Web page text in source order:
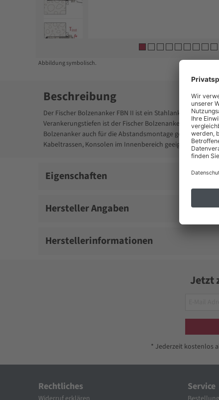
Abbildung symbolisch.
Beschreibung
Der Fischer Bolzenanker FBN II ist ein Stahlanker für
Verankerungstiefen ist der Fischer Bolzenanker FBN II
Bolzenanker auch für die Abstandsmontage geeignet. In
Kabeltrassen, Konsolen im Innenbereich geeignet.
Eigenschaften
Hersteller Angaben
Herstellerinformationen
Jetzt
* Jederzeit kostenlos
Rechtliches Service